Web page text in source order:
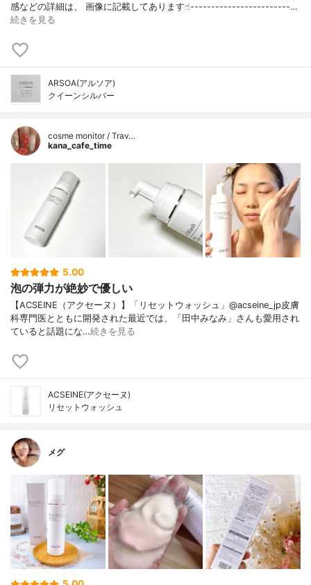
感などの詳細は、 画像に記載してあります☝︎------------------------…
続きを見る
ARSOA(アルソア)
クイーンシルバー
cosme monitor / Trav…
kana_cafe_time
5.00
泡の弾力が絶妙で優しい
【ACSEINE（アクセーヌ）】「リセットウォッシュ」@acseine_jp皮膚
科専門医とともに開発された最近では、「田中みなみ」さんも愛用され
ていると話題にな…続きを見る
ACSEINE(アクセーヌ)
リセットウォッシュ
メグ